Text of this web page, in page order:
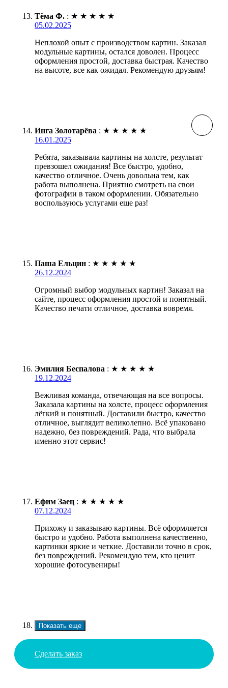
Тёма Ф. : ★ ★ ★ ★ ★
05.02.2025
Неплохой опыт с производством картин. Заказал
модульные картины, остался доволен. Процесс
оформления простой, доставка быстрая. Качество
на высоте, все как ожидал. Рекомендую друзьям!
Инга Золотарёва : ★ ★ ★ ★ ★
16.01.2025
Ребята, заказывала картины на холсте, результат
превзошел ожидания! Все быстро, удобно,
качество отличное. Очень довольна тем, как
работа выполнена. Приятно смотреть на свои
фотографии в таком оформлении. Обязательно
воспользуюсь услугами еще раз!
Паша Ельцин : ★ ★ ★ ★ ★
26.12.2024
Огромный выбор модульных картин! Заказал на
сайте, процесс оформления простой и понятный.
Качество печати отличное, доставка вовремя.
Эмилия Беспалова : ★ ★ ★ ★ ★
19.12.2024
Вежливая команда, отвечающая на все вопросы.
Заказала картины на холсте, процесс оформления
лёгкий и понятный. Доставили быстро, качество
отличное, выглядит великолепно. Всё упаковано
надежно, без повреждений. Рада, что выбрала
именно этот сервис!
Ефим Заец : ★ ★ ★ ★ ★
07.12.2024
Прихожу и заказываю картины. Всё оформляется
быстро и удобно. Работа выполнена качественно,
картинки яркие и четкие. Доставили точно в срок,
без повреждений. Рекомендую тем, кто ценит
хорошие фотосувениры!
Показать еще
Сделать заказ